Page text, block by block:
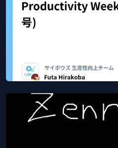
Feb 27, 2023
Zenn
Feb 16, 2023